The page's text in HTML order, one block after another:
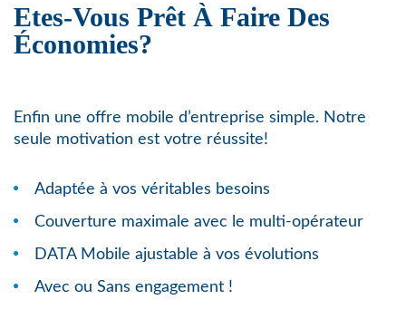
Etes-Vous Prêt À Faire Des
Économies?
Enfin une offre mobile d’entreprise simple. Notre
seule motivation est votre réussite!
Adaptée à vos véritables besoins
Couverture maximale avec le multi-opérateur
DATA Mobile ajustable à vos évolutions
Avec ou Sans engagement !